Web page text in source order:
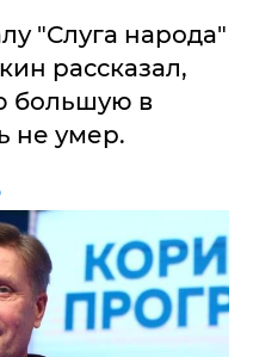
"Слуга народа"
рассказал,
большую в
не умер.